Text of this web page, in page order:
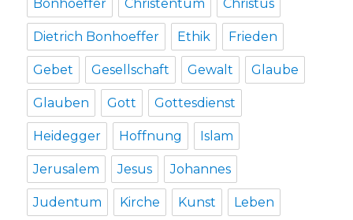
Bonhoeffer Christentum Christus
Dietrich Bonhoeffer Ethik Frieden
Gebet Gesellschaft Gewalt Glaube
Glauben Gott Gottesdienst
Heidegger Hoffnung Islam
Jerusalem Jesus Johannes
Judentum Kirche Kunst Leben